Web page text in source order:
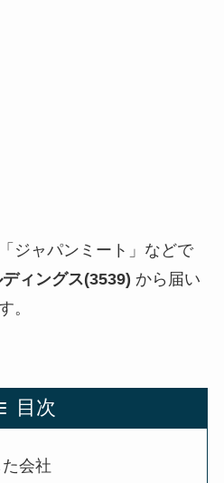
ジャパンミート」などで
ディングス(3539) から届い
。
目次
会社